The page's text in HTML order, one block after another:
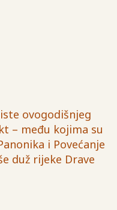
ovogodišnjeg
– među kojima su
i Povećanje
duž rijeke Drave